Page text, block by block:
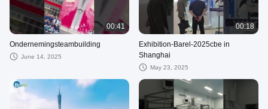
00:41
Ondernemingsteambuilding
June 14, 2025
00:18
Exhibition-Barel-2025cbe in
Shanghai
May 23, 2025